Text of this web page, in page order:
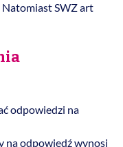
SWZ art
odpowiedzi na
na odpowiedź wynosi